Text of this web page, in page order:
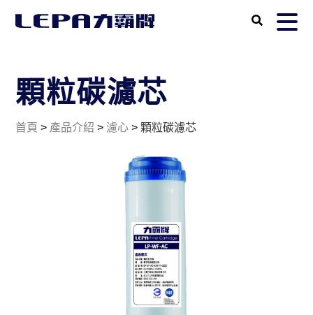
顆粒碳濾芯
首頁 > 產品介紹 > 濾心 >顆粒碳濾芯